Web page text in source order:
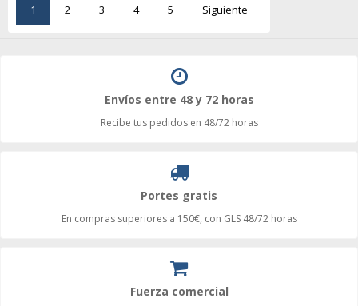
1 2 3 4 5 Siguiente
Envíos entre 48 y 72 horas
Recibe tus pedidos en 48/72 horas
Portes gratis
En compras superiores a 150€, con GLS 48/72 horas
Fuerza comercial